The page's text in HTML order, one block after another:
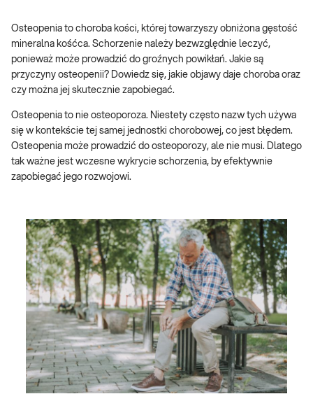
Osteopenia to choroba kości, której towarzyszy obniżona gęstość
mineralna kośćca. Schorzenie należy bezwzględnie leczyć,
ponieważ może prowadzić do groźnych powikłań. Jakie są
przyczyny osteopenii? Dowiedz się, jakie objawy daje choroba oraz
czy można jej skutecznie zapobiegać.
Osteopenia to nie osteoporoza. Niestety często nazw tych używa
się w kontekście tej samej jednostki chorobowej, co jest błędem.
Osteopenia może prowadzić do osteoporozy, ale nie musi. Dlatego
tak ważne jest wczesne wykrycie schorzenia, by efektywnie
zapobiegać jego rozwojowi.